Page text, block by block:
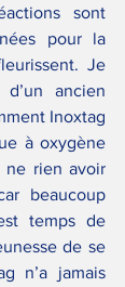
sont
pour la
Je
ancien
Inoxtag
à oxygène
ne rien avoir
beaucoup
temps de
de se
n’a jamais